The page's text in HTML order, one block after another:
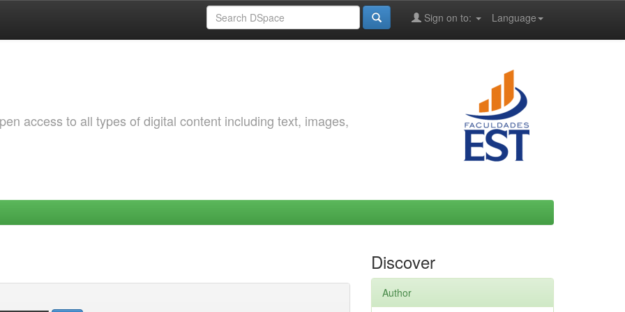
Language
Sign on to:
access to all types of digital content including text, images,
Discover
Author